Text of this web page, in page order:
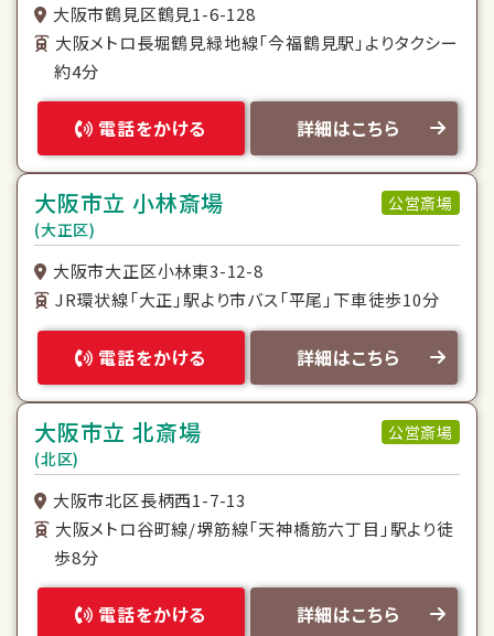
大阪市鶴見区鶴見1-6-128
大阪メトロ長堀鶴見緑地線「今福鶴見駅」よりタクシー
約4分
電話をかける 詳細はこちら
公営斎場
大阪市立 小林斎場
(大正区)
大阪市大正区小林東3-12-8
JR環状線「大正」駅より市バス「平尾」下車徒歩10分
電話をかける 詳細はこちら
公営斎場
大阪市立 北斎場
(北区)
大阪市北区長柄西1-7-13
大阪メトロ谷町線/堺筋線「天神橋筋六丁目」駅より徒
歩8分
電話をかける 詳細はこちら